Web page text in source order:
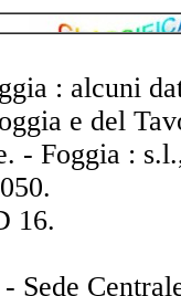
: alcuni
e del
- Foggia :
16.
Sede